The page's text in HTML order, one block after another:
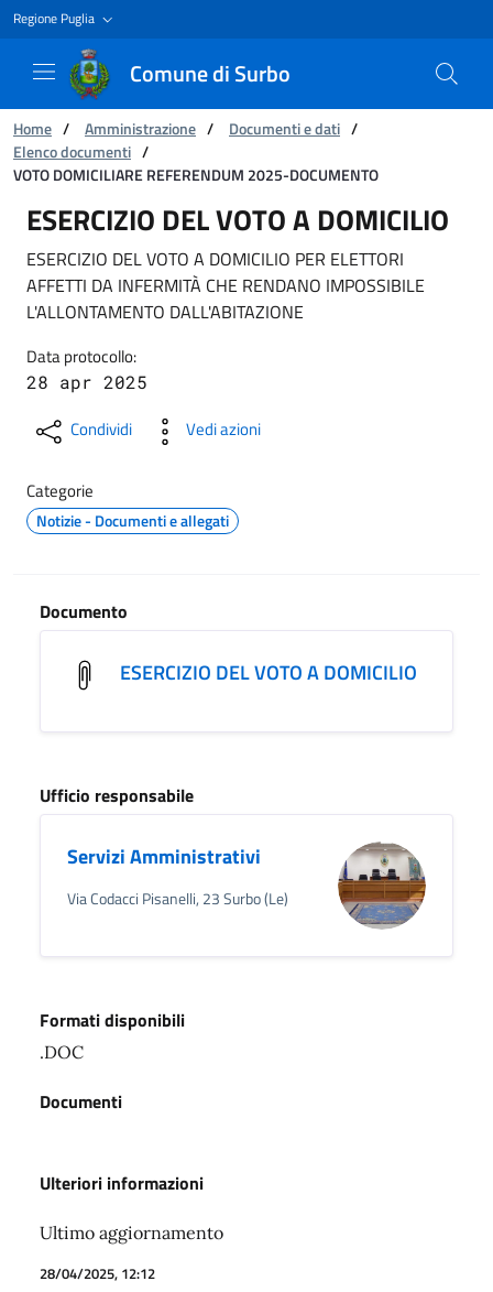
Regione Puglia
Comune di Surbo
Ti trovi in:
Home / Amministrazione / Documenti e dati /
Elenco documenti /
VOTO DOMICILIARE REFERENDUM 2025-DOCUMENTO
VOTO DOMICILIARE REFERENDUM 2025-
ESERCIZIO DEL VOTO A DOMICILIO
ESERCIZIO DEL VOTO A DOMICILIO PER ELETTORI
AFFETTI DA INFERMITÀ CHE RENDANO IMPOSSIBILE
L'ALLONTAMENTO DALL'ABITAZIONE
Data protocollo:
28 apr 2025
Condividi Vedi azioni
Categorie
Notizie - Documenti e allegati
Documento
ESERCIZIO DEL VOTO A DOMICILIO
Ufficio responsabile
Servizi Amministrativi
Via Codacci Pisanelli, 23 Surbo (Le)
Formati disponibili
.DOC
Documenti
Ulteriori informazioni
Ultimo aggiornamento
28/04/2025, 12:12